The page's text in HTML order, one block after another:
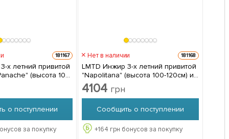
181167
х летний привитой
(высота 100-
о поступлении
за покупку
Нет в наличии 181168
LMTD Инжир 3-х летний привитой
"Napolitana" (высота 100-120см) из
Нидерландов 1 саженец в
упаковке
4104 грн
Сообщить о поступлении
+164 грн бонусов за покупку